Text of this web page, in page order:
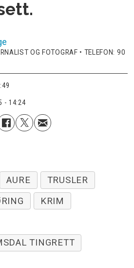
OG FOTOGRAF • TELEFON: 90
- 14:24
AURE
TRUSLER
KRIM
TINGRETT